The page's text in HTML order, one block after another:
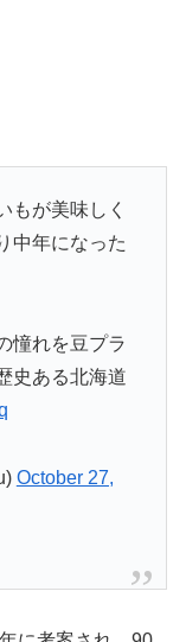
もが美味しく
中年になった
憧れを豆プラ
史ある北海道
October 27,